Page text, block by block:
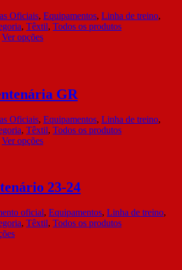
Oficiais, Equipamentos, Linha de treino,
, Têxtil, Todos os produtos
Ver opções
GR
Oficiais, Equipamentos, Linha de treino,
, Têxtil, Todos os produtos
Ver opções
23-24
oficial, Equipamentos, Linha de treino,
, Têxtil, Todos os produtos